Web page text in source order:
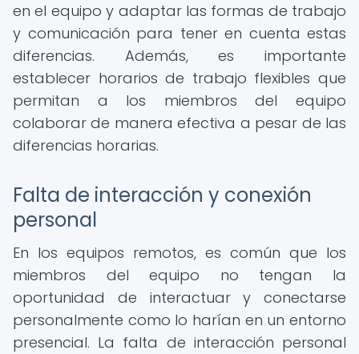
en el equipo y adaptar las formas de trabajo
y comunicación para tener en cuenta estas
diferencias. Además, es importante
establecer horarios de trabajo flexibles que
permitan a los miembros del equipo
colaborar de manera efectiva a pesar de las
diferencias horarias.
Falta de interacción y conexión
personal
En los equipos remotos, es común que los
miembros del equipo no tengan la
oportunidad de interactuar y conectarse
personalmente como lo harían en un entorno
presencial. La falta de interacción personal